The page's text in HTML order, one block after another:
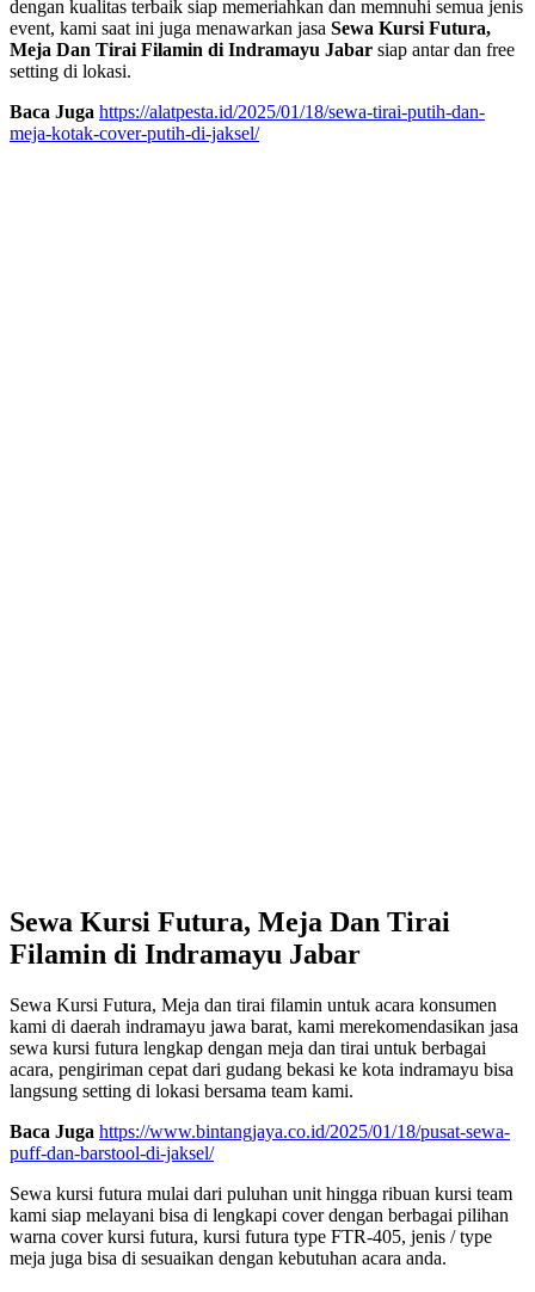
dengan kualitas terbaik siap memeriahkan dan memnuhi semua jenis
event, kami saat ini juga menawarkan jasa Sewa Kursi Futura,
Meja Dan Tirai Filamin di Indramayu Jabar siap antar dan free
setting di lokasi.
Baca Juga https://alatpesta.id/2025/01/18/sewa-tirai-putih-dan-
meja-kotak-cover-putih-di-jaksel/
Sewa Kursi Futura, Meja Dan Tirai
Filamin di Indramayu Jabar
Sewa Kursi Futura, Meja dan tirai filamin untuk acara konsumen
kami di daerah indramayu jawa barat, kami merekomendasikan jasa
sewa kursi futura lengkap dengan meja dan tirai untuk berbagai
acara, pengiriman cepat dari gudang bekasi ke kota indramayu bisa
langsung setting di lokasi bersama team kami.
Baca Juga https://www.bintangjaya.co.id/2025/01/18/pusat-sewa-
puff-dan-barstool-di-jaksel/
Sewa kursi futura mulai dari puluhan unit hingga ribuan kursi team
kami siap melayani bisa di lengkapi cover dengan berbagai pilihan
warna cover kursi futura, kursi futura type FTR-405, jenis / type
meja juga bisa di sesuaikan dengan kebutuhan acara anda.